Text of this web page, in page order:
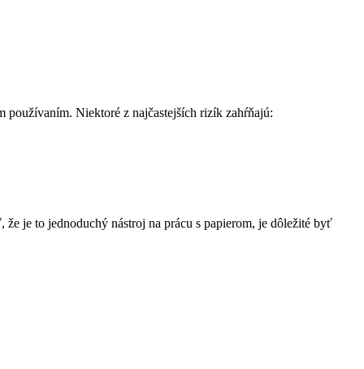
Niektoré z najčastejších rizík zahŕňajú:
je to jednoduchý nástroj na prácu s papierom, je dôležité byť